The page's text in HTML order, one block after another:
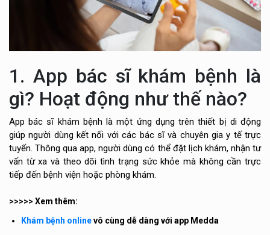
1. App bác sĩ khám bệnh là
gì? Hoạt động như thế nào?
App bác sĩ khám bệnh là một ứng dụng trên thiết bị di động
giúp người dùng kết nối với các bác sĩ và chuyên gia y tế trực
tuyến. Thông qua app, người dùng có thể đặt lịch khám, nhận tư
vấn từ xa và theo dõi tình trạng sức khỏe mà không cần trực
tiếp đến bệnh viện hoặc phòng khám.
>>>>> Xem thêm:
Khám bệnh onlinevô cùng dễ dàng với app Medda